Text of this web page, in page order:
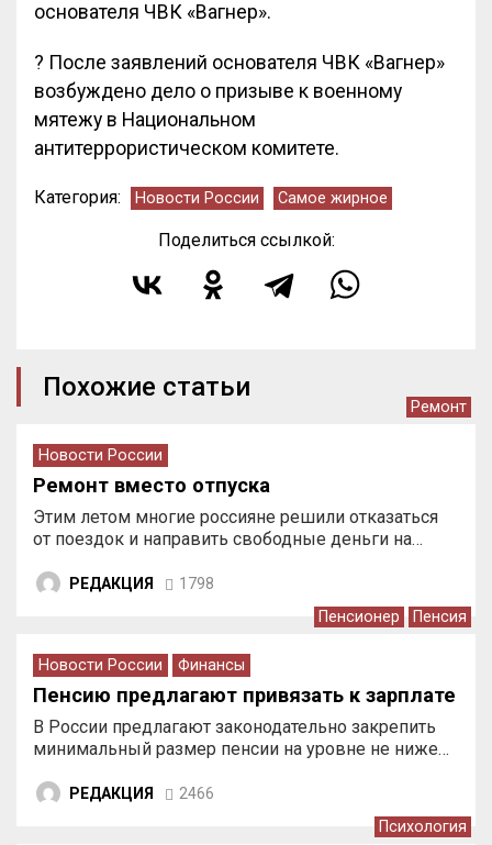
основателя ЧВК «Вагнер».
? После заявлений основателя ЧВК «Вагнер»
возбуждено дело о призыве к военному
мятежу в Национальном
антитеррористическом комитете.
Категория: Новости России Самое жирное
Поделиться ссылкой:
Похожие статьи
Ремонт
Новости России
Ремонт вместо отпуска
Этим летом многие россияне решили отказаться
от поездок и направить свободные деньги на…
РЕДАКЦИЯ 1798
Пенсионер Пенсия
Новости России Финансы
Пенсию предлагают привязать к зарплате
В России предлагают законодательно закрепить
минимальный размер пенсии на уровне не ниже…
РЕДАКЦИЯ 2466
Психология